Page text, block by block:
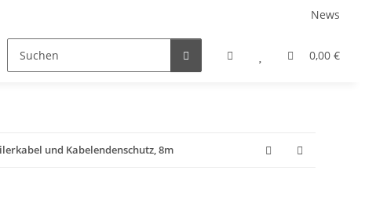
News
0,00 €
Auszugsysteme
und Kabelendenschutz, 8m